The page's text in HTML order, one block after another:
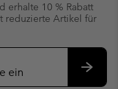
erhalte 10 % Rabatt
reduzierte Artikel für